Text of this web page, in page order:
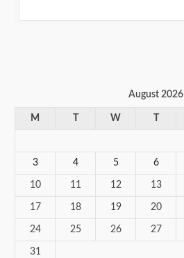
August 2026
M W
3 4 5 6
10 11 12 13
17 18 19 20
24 25 26 27
31